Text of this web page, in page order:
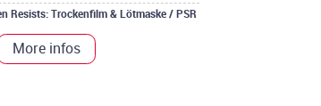
Resists: Trockenfilm & Lötmaske / PSR
More infos